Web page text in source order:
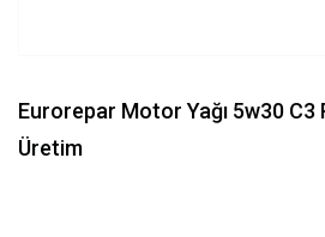
Eurorepar Motor Yağı 5w30
Üretim